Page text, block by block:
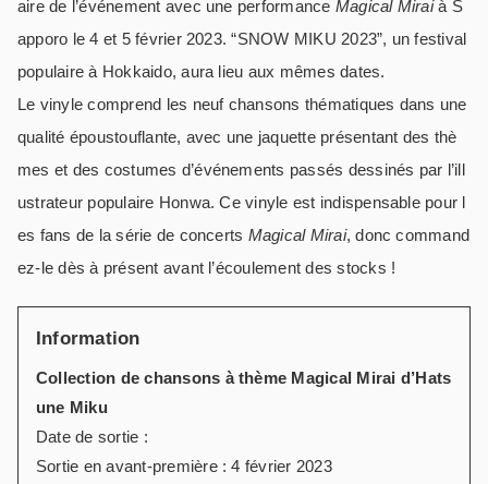
aire de l’événement avec une performance Magical Miraià S
apporo le 4 et 5 février 2023. “SNOW MIKU 2023”, un festival
populaire à Hokkaido, aura lieu aux mêmes dates.
Le vinyle comprend les neuf chansons thématiques dans une
qualité époustouflante, avec une jaquette présentant des thè
mes et des costumes d’événements passés dessinés par l’ill
ustrateur populaire Honwa. Ce vinyle est indispensable pour l
es fans de la série de concerts Magical Mirai, donc command
ez-le dès à présent avant l’écoulement des stocks !
Information
Collection de chansons à thème Magical Mirai d’Hats
une Miku
Date de sortie :
Sortie en avant-première : 4 février 2023